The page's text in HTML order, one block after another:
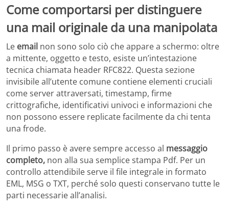
Come comportarsi per distinguere
una mail originale da una manipolata
Le email non sono solo ciò che appare a schermo: oltre
a mittente, oggetto e testo, esiste un’intestazione
tecnica chiamata header RFC822. Questa sezione
invisibile all’utente comune contiene elementi cruciali
come server attraversati, timestamp, firme
crittografiche, identificativi univoci e informazioni che
non possono essere replicate facilmente da chi tenta
una frode.
Il primo passo è avere sempre accesso al messaggio
completo, non alla sua semplice stampa Pdf. Per un
controllo attendibile serve il file integrale in formato
EML, MSG o TXT, perché solo questi conservano tutte le
parti necessarie all’analisi.